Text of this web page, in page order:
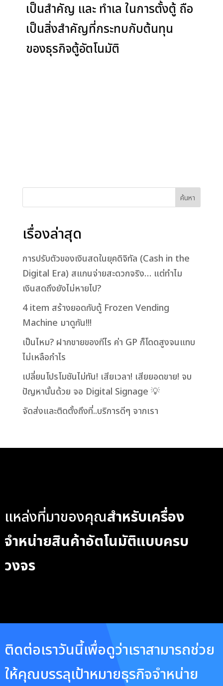
เป็นสำคัญ และ ทำเล ในการตั้งตู้ ถือ
เป็นสิ่งสำคัญที่กระทบกับต้นทุน
ของธุรกิจตู้อัตโนมัติ
ค้นหา
เรื่องล่าสุด
การปรับตัวของเงินสดในยุคดิจิทัล (Cash in the
Digital Era) สแกนจ่ายสะดวกจริง… แต่ทำไม
เงินสดถึงยังไม่หายไป?
4 item สร้างยอดกับตู้ Frozen Vending
Machine มาดูกัน!!!
เป็นไหม? ฝากขายของทีไร ค่า GP ก็โดดสูงจนแทบ
ไม่เหลือกำไร
เปลี่ยนโปรโมชันไม่ทัน! เสียเวลา! เสียยอดขาย! จบ
ปัญหานั้นด้วย จอ Digital Signage 💡
จัดส่งและติดตั้งถึงที่..บริการดีๆ จากเรา
แหล่งที่มาของคุณสำหรับเครื่อง
จำหน่ายสินค้าอัตโนมัติแบบครบ
วงจร
ติดต่อเราวันนี้เพื่อดูว่าเราสามารถช่วย
ให้คุณบรรลุเป้าหมายธุรกิจจำหน่าย